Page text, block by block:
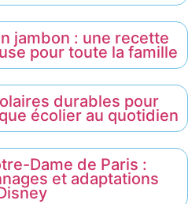
jambon : une recette
pour toute la famille
durables pour
écolier au quotidien
Dame de Paris :
et adaptations